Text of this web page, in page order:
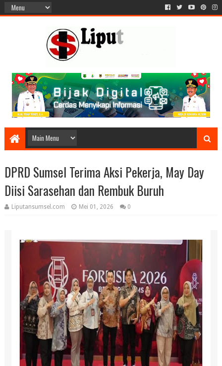
DPRD Sumsel Terima Aksi Pekerja, May Day
Diisi Sarasehan dan Rembuk Buruh
Liputansumsel.com Mei 01, 2026 0